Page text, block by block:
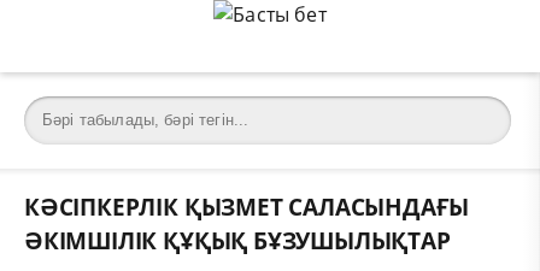
КӘСІПКЕРЛІК ҚЫЗМЕТ САЛАСЫНДАҒЫ
ӘКІМШІЛІК ҚҰҚЫҚ БҰЗУШЫЛЫҚТАР